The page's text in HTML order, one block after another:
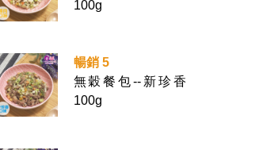
100g
暢銷 5
無穀餐包--新珍香
100g